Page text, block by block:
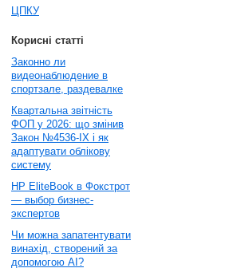
ЦПКУ
Корисні статті
Законно ли
видеонаблюдение в
спортзале, раздевалке
Квартальна звітність
ФОП у 2026: що змінив
Закон №4536-IX і як
адаптувати облікову
систему
HP EliteBook в Фокстрот
— выбор бизнес-
экспертов
Чи можна запатентувати
винахід, створений за
допомогою AI?